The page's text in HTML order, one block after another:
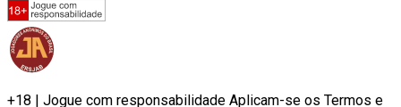
+18 | Jogue com responsabilidade Aplicam-se os Termos e